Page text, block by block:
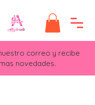
correo y recibe
novedades.​